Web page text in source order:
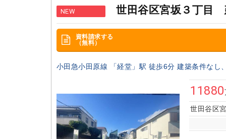
NEW 世田谷区宮坂３丁目
資料請求する
（無料）
小田急小田原線 「経堂」駅 徒歩6分 建築条件な
11880
世田谷区